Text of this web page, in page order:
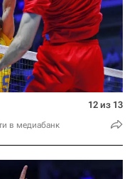
в медиабанк
12 из 13